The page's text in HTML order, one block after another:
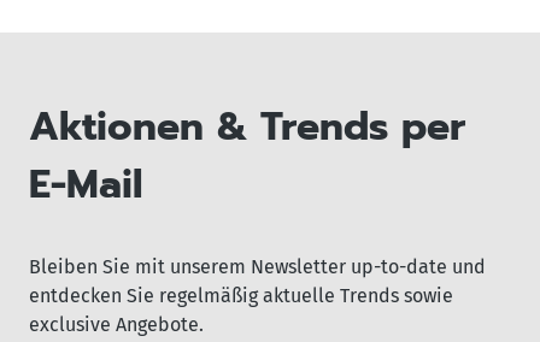
Aktionen & Trends per
E-Mail
Bleiben Sie mit unserem Newsletter up-to-date und
entdecken Sie regelmäßig aktuelle Trends sowie
exclusive Angebote.